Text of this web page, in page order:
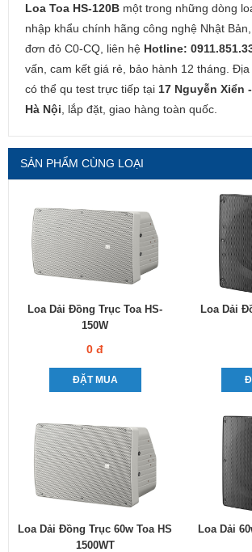
Loa Toa HS-120B một trong những dòng
nhập khẩu chính hãng công nghệ Nhật
đơn đỏ C0-CQ, liên hệ Hotline:
vấn, cam kết giá rẻ, bảo hành 12 tháng.
có thể qu test trực tiếp tại 17 Nguyễn Xiển
Hà Nội , lắp đặt, giao hàng toàn quốc.
SẢN PHẨM CÙNG LOẠI
Loa Dải Đồng Trục Toa HS-
150W
0 đ
ĐẶT MUA
Loa Dải
Loa Dải Đồng Trục 60w Toa HS
1500WT
Loa Dải